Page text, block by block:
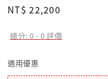
Regular
NT$ 22,200
總分:0 -0評價
適用優惠